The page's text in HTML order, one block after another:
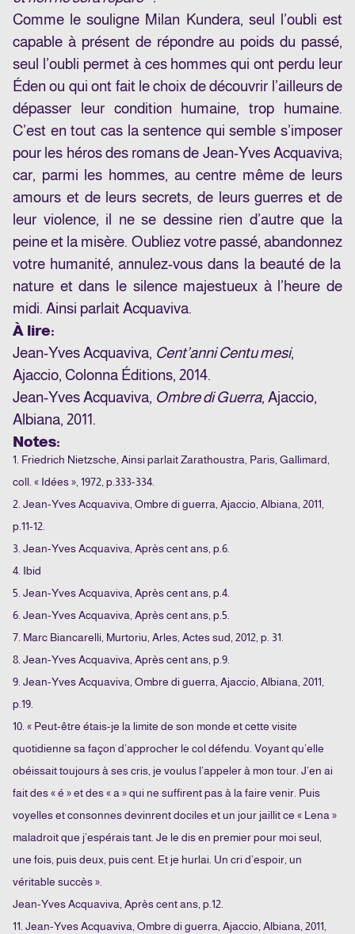
Comme le souligne Milan Kundera, seul l’oubli est
capable à présent de répondre au poids du passé,
seul l’oubli permet à ces hommes qui ont perdu leur
Éden ou qui ont fait le choix de découvrir l’ailleurs de
dépasser leur condition humaine, trop humaine.
C’est en tout cas la sentence qui semble s’imposer
pour les héros des romans de Jean-Yves Acquaviva;
car, parmi les hommes, au centre même de leurs
amours et de leurs secrets, de leurs guerres et de
leur violence, il ne se dessine rien d’autre que la
peine et la misère. Oubliez votre passé, abandonnez
votre humanité, annulez-vous dans la beauté de la
nature et dans le silence majestueux à l’heure de
midi. Ainsi parlait Acquaviva.
À lire:
Jean-Yves Acquaviva, Cent’anni Centu mesi,
Ajaccio, Colonna Éditions, 2014.
Jean-Yves Acquaviva, Ombre di Guerra, Ajaccio,
Albiana, 2011.
Notes:
1. Friedrich Nietzsche, Ainsi parlait Zarathoustra, Paris, Gallimard,
coll. « Idées », 1972, p.333-334.
2. Jean-Yves Acquaviva, Ombre di guerra, Ajaccio, Albiana, 2011,
p.11-12.
3. Jean-Yves Acquaviva, Après cent ans, p.6.
4. Ibid
5. Jean-Yves Acquaviva, Après cent ans, p.4.
6. Jean-Yves Acquaviva, Après cent ans, p.5.
7. Marc Biancarelli, Murtoriu, Arles, Actes sud, 2012, p. 31.
8. Jean-Yves Acquaviva, Après cent ans, p.9.
9. Jean-Yves Acquaviva, Ombre di guerra, Ajaccio, Albiana, 2011,
p.19.
10. « Peut-être étais-je la limite de son monde et cette visite
quotidienne sa façon d’approcher le col défendu. Voyant qu’elle
obéissait toujours à ses cris, je voulus l’appeler à mon tour. J’en ai
fait des « é » et des « a » qui ne suffirent pas à la faire venir. Puis
voyelles et consonnes devinrent dociles et un jour jaillit ce « Lena »
maladroit que j’espérais tant. Je le dis en premier pour moi seul,
une fois, puis deux, puis cent. Et je hurlai. Un cri d’espoir, un
véritable succès ».
Jean-Yves Acquaviva, Après cent ans, p.12.
11. Jean-Yves Acquaviva, Ombre di guerra, Ajaccio, Albiana, 2011,